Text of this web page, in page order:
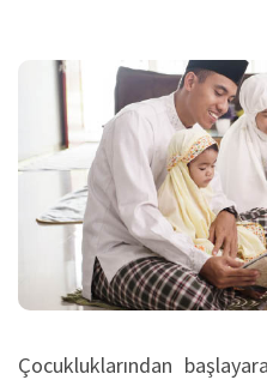
Çocukluklarından